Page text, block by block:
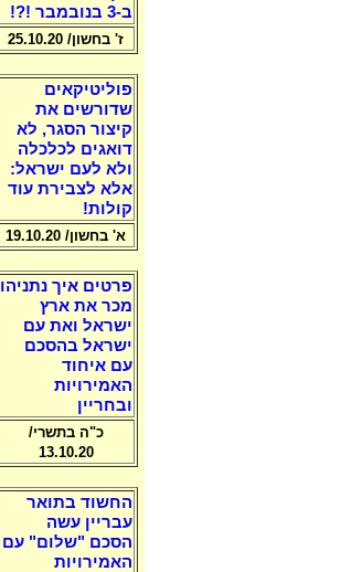
ב-3 בנובמבר !?!
ז' בחשון/ 25.10.20
פוליטיקאים
שדורשים את
קיצור הסגר, לא
דואגים לכלכלה
ולא לעם ישראל:
אלא לצבירת עוד
קולות!
א' בחשון/ 19.10.20
פרטים איך נתניהו
מכר את ארץ
ישראל ואת עם
ישראל בהסכם
עם איחוד
האמירויות
ובחריין
כ"ה בתשרי/
13.10.20
החשוד בתואר
עבריין עשה
הסכם "שלום" עם
האמירויות